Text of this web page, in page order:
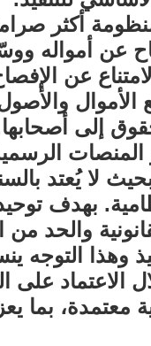
أكثر
عن أمواله
عن
إلى
المنصات
لا يُعتد
بهدف
والحد من
وهذا التوجه
الاعتماد على
معتمدة، بما